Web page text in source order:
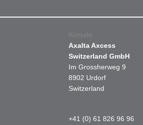
Kontakt
Axalta Axcess
Switzerland GmbH
Im Grossherweg 9
8902 Urdorf
Switzerland
+41 (0) 61 826 96 96